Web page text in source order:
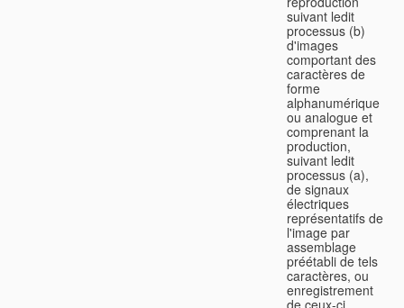
suivant ledit
processus (b)
d'images
comportant des
caractères de
forme
alphanumérique
ou analogue et
comprenant la
production,
suivant ledit
processus (a),
de signaux
électriques
représentatifs de
l'image par
assemblage
préétabli de tels
caractères, ou
enregistrement
de ceux-ci,